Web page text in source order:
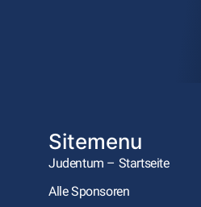
Sitemenu
Judentum – Startseite
Alle Sponsoren